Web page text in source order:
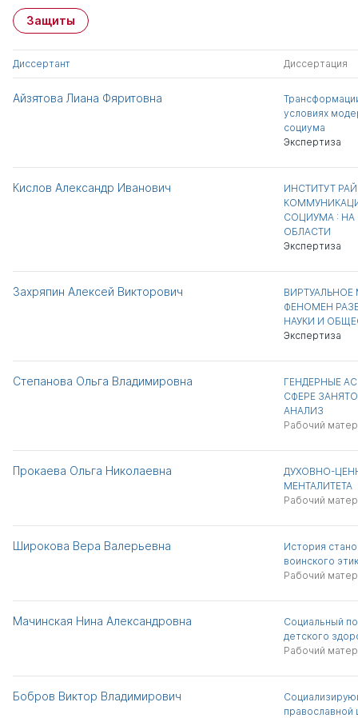
Защиты
Диссертант Диссертация
Айзятова Лиана Фяритовна
условиях
социума
Экспертиза
Кислов Александр Иванович
ИНСТИТУТ
СОЦИУМА : НА
ОБЛАСТИ
Экспертиза
Захряпин Алексей Викторович
ФЕНОМЕН
НАУКИ И
Экспертиза
Степанова Ольга Владимировна
ГЕНДЕРНЫЕ
СФЕРЕ
АНАЛИЗ
Рабочий
Прокаева Ольга Николаевна
ДУХОВНО-
МЕНТАЛИТЕТА
Рабочий
Широкова Вера Валерьевна
История
воинского
Рабочий
Мачинская Нина Александровна
Социальный
детского
Рабочий
Бобров Виктор Владимирович
православной